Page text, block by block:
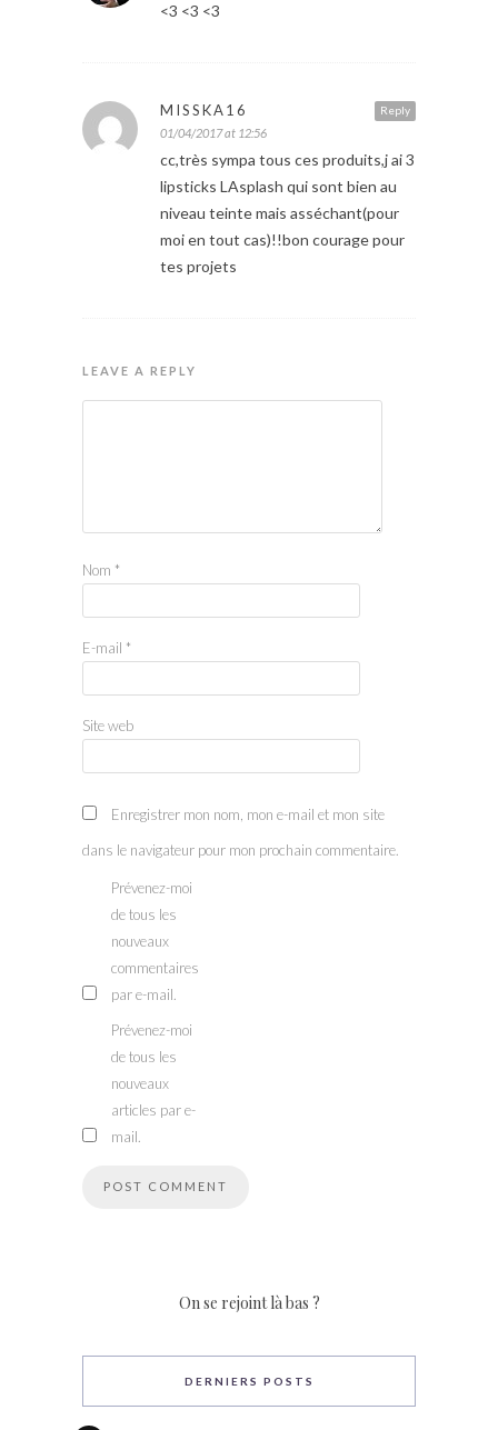
<3 <3 <3
Reply
MISSKA16
01/04/2017 at 12:56
cc,très sympa tous ces produits,j ai 3
lipsticks LAsplash qui sont bien au
niveau teinte mais asséchant(pour
moi en tout cas)!!bon courage pour
tes projets
LEAVE A REPLY
Nom *
E-mail *
Site web
Enregistrer mon nom, mon e-mail et mon site
dans le navigateur pour mon prochain commentaire.
Prévenez-moi
de tous les
nouveaux
commentaires
par e-mail.
Prévenez-moi
de tous les
nouveaux
articles par e-
mail.
On se rejoint là bas ?
DERNIERS POSTS